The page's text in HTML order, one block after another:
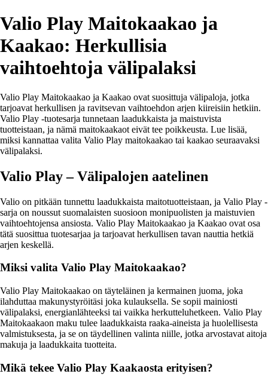
Valio Play Maitokaakao ja
Kaakao: Herkullisia
vaihtoehtoja välipalaksi
Valio Play Maitokaakao ja Kaakao ovat suosittuja välipaloja, jotka
tarjoavat herkullisen ja ravitsevan vaihtoehdon arjen kiireisiin hetkiin.
Valio Play -tuotesarja tunnetaan laadukkaista ja maistuvista
tuotteistaan, ja nämä maitokaakaot eivät tee poikkeusta. Lue lisää,
miksi kannattaa valita Valio Play maitokaakao tai kaakao seuraavaksi
välipalaksi.
Valio Play – Välipalojen aatelinen
Valio on pitkään tunnettu laadukkaista maitotuotteistaan, ja Valio Play -
sarja on noussut suomalaisten suosioon monipuolisten ja maistuvien
vaihtoehtojensa ansiosta. Valio Play Maitokaakao ja Kaakao ovat osa
tätä suosittua tuotesarjaa ja tarjoavat herkullisen tavan nauttia hetkiä
arjen keskellä.
Miksi valita Valio Play Maitokaakao?
Valio Play Maitokaakao on täyteläinen ja kermainen juoma, joka
ilahduttaa makunystyröitäsi joka kulauksella. Se sopii mainiosti
välipalaksi, energianlähteeksi tai vaikka herkutteluhetkeen. Valio Play
Maitokaakaon maku tulee laadukkaista raaka-aineista ja huolellisesta
valmistuksesta, ja se on täydellinen valinta niille, jotka arvostavat aitoja
makuja ja laadukkaita tuotteita.
Mikä tekee Valio Play Kaakaosta erityisen?